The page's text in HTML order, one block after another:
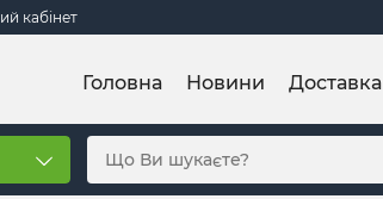
кабінет
Головна Новини Доставка